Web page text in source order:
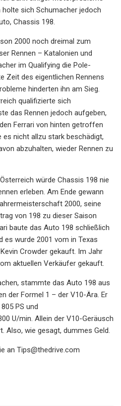
sich Schumacher jedoch
Chassis 198.
2000 noch dreimal zum
Rennen – Katalonien und
im Qualifying die Pole-
Zeit des eigentlichen Rennens
hinderten ihn am Sieg.
qualifizierte sich
das Rennen jedoch aufgeben,
Ferrari von hinten getroffen
es nicht allzu stark beschädigt,
abzuhalten, wieder Rennen zu
würde Chassis 198 nie
erleben. Am Ende gewann
2000, seine
von 198 zu dieser Saison
baute das Auto 198 schließlich
es wurde 2001 vom in Texas
Crowder gekauft. Im Jahr
aktuellen Verkäufer gekauft.
stammte das Auto 198 aus
der Formel 1 – der V10-Ära. Er
PS und
U/min. Allein der V10-Geräusch
Also, wie gesagt, dummes Geld.
an Tips@thedrive.com